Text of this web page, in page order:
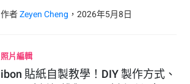
作者Zeyen Cheng ，2026年5月8 日
照片編輯
ibon 貼紙自製教學！DIY 製作方式、